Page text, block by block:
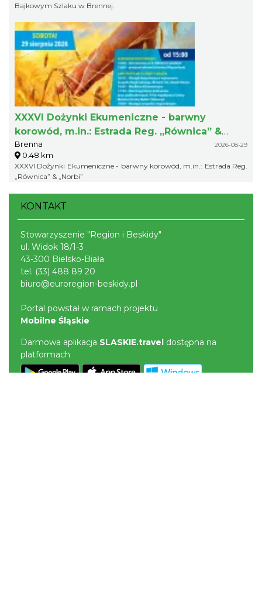
Bajkowym Szlaku w Brennej.
XXXVI Dożynki Ekumeniczne - barwny
korowód, m.in.: Estrada Reg. „Równica” &
„Norbi”
Brenna 2026-08-29
0.48 km
XXXVI Dożynki Ekumeniczne - barwny korowód, m.in.: Estrada Reg.
„Równica” & „Norbi”
KONTAKT
Stowarzyszenie "Region i Beskidy"
ul. Widok 18/1-3
43-300 Bielsko-Biała
tel. (33) 488 89 20
biuro@euroregion-beskidy.pl
Portal powstał w ramach projektu
Mobilne Śląskie
Darmowa aplikacja SLASKIE.travel dostępna na
platformach